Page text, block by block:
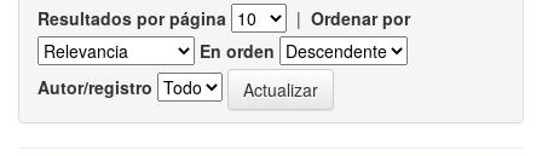
Resultados por página | Ordenar por
En orden
Autor/registro